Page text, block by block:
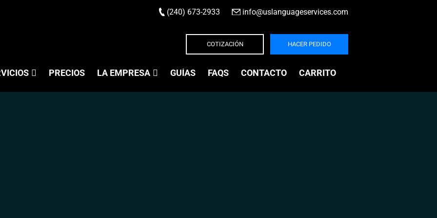
(240) 673-2933 info@uslanguageservices.com
COTIZACIÓN HACER PEDIDO
PRECIOS LA EMPRESA GUÍAS FAQS CONTACTO CARRITO